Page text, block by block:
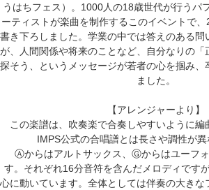
うはちフェス）。1000人の18歳世代が行うパ
ーティストが楽曲を制作するこのイベントで
書き下ろしました。学業の中では答えのある問
が、人間関係や将来のことなど、自分なりの
探そう、というメッセージが若者の心を掴み、
ました。
【アレンジャーより】
この楽譜は、吹奏楽で合奏しやすいように編
IMPS公式の合唱譜とは長さや調性が異
Ⓐからはアルトサックス、Ⓖからはユーフォ
す。それぞれ16分音符を含んだメロディです
心に動いています。全体としては伴奏の大き